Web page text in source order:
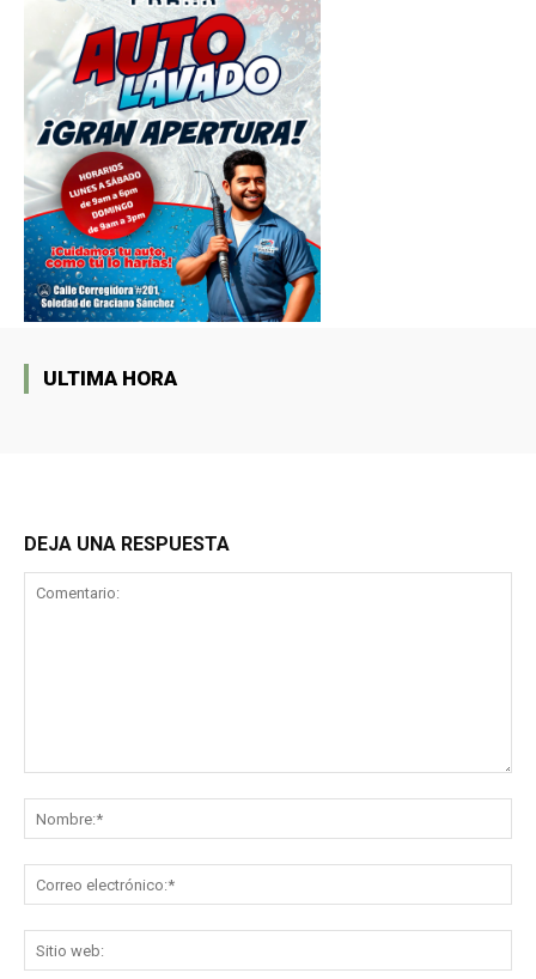
ULTIMA HORA
DEJA UNA RESPUESTA